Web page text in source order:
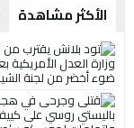
الأكثر مشاهدة